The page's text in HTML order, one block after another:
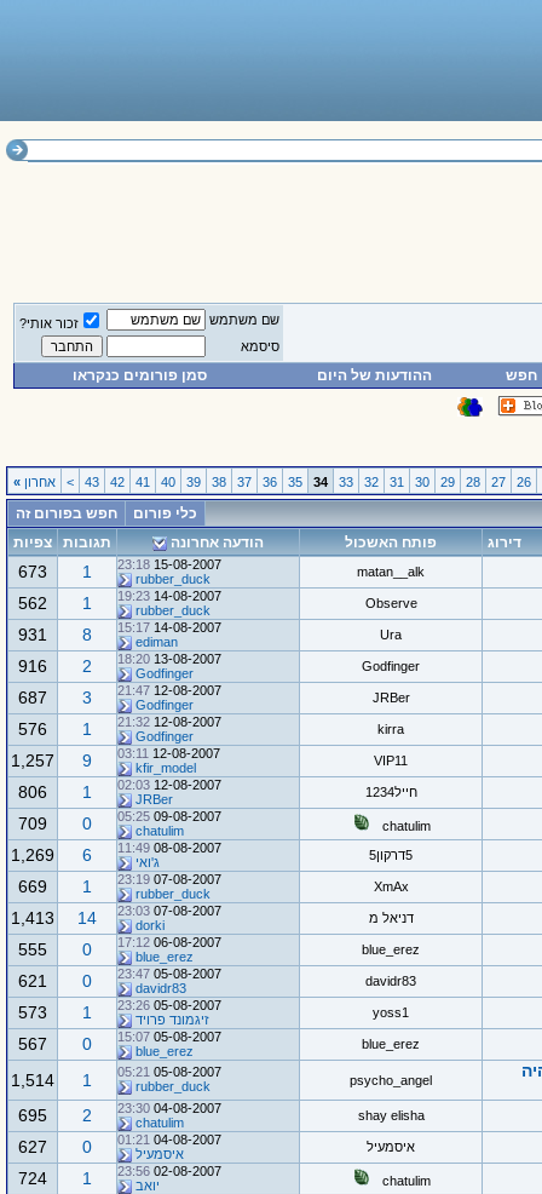
שם משתמש
זכור אותי?
סיסמא
חפש ההודעות של היום סמן פורומים כנקראו
26
27
28
29
30
31
32
33
34
35
36
37
38
39
40
41
42
43
> אחרון »
כלי פורום
חפש בפורום זה
דירוג
פותח האשכול הודעה אחרונה תגובות צפיות
matan__alk
15-08-2007
23:18
rubber_duck
1
673
Observe
14-08-2007
19:23
rubber_duck
1
562
Ura
14-08-2007
15:17
ediman
8
931
Godfinger
13-08-2007
18:20
Godfinger
2
916
JRBer
12-08-2007
21:47
Godfinger
3
687
kirra
12-08-2007
21:32
Godfinger
1
576
VIP11
12-08-2007
03:11
kfir_model
9
1,257
חייל1234 12-08-2007
02:03
JRBer
1
806
chatulim
09-08-2007
05:25
chatulim
0
709
5דרקון5 08-08-2007
11:49
ג'ואי
6
1,269
XmAx
07-08-2007
23:19
rubber_duck
1
669
דניאל מ 07-08-2007
23:03
dorki
14
1,413
blue_erez
06-08-2007
17:12
blue_erez
0
555
davidr83
05-08-2007
23:47
davidr83
0
621
yoss1
05-08-2007
23:26
זיגמונד פרויד
1
573
blue_erez
05-08-2007
15:07
blue_erez
0
567
psycho_angel
05-08-2007
05:21
rubber_duck
1
1,514
shay elisha
04-08-2007
23:30
chatulim
2
695
איסמעיל 04-08-2007
01:21
איסמעיל
0
627
chatulim
02-08-2007
23:56
יואב
1
724